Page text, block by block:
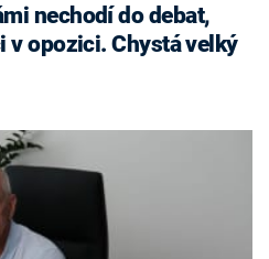
nechodí do debat,
v opozici. Chystá velký